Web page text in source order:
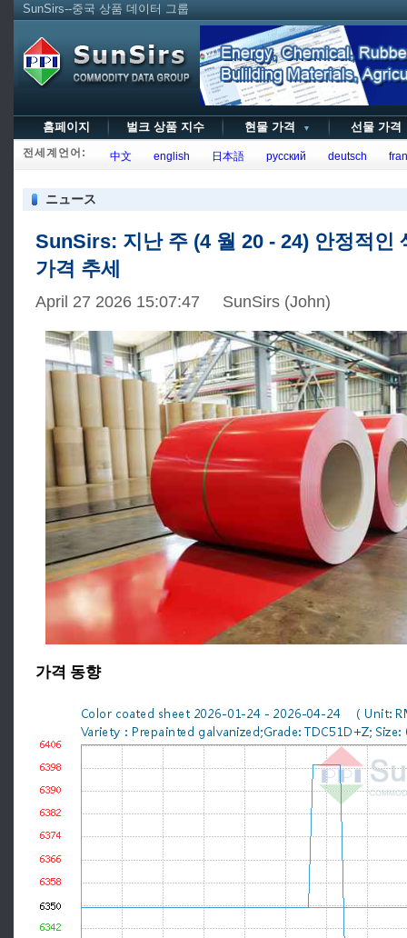
SunSirs--중국 상품 데이터 그룹
홈페이지 벌크 상품 지수 현물 가격 ▼ 선물 가
전세계언어: 中文 english 日本語 русский deutsch
ニュース
SunSirs: 지난 주 (4 월 20 - 24) 안정적인
가격 추세
April 27 2026 15:07:47 SunSirs (John)
가격 동향